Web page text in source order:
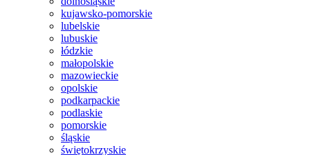
kujawsko-pomorskie
lubelskie
lubuskie
łódzkie
małopolskie
mazowieckie
opolskie
podkarpackie
podlaskie
pomorskie
śląskie
świętokrzyskie